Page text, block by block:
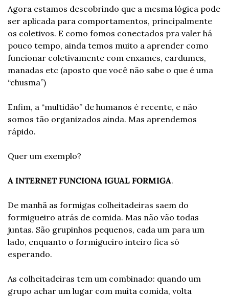
Agora estamos descobrindo que a mesma lógica pode
ser aplicada para comportamentos, principalmente
os coletivos. E como fomos conectados pra valer há
pouco tempo, ainda temos muito a aprender como
funcionar coletivamente com enxames, cardumes,
manadas etc (aposto que você não sabe o que é uma
“chusma”)
Enfim, a “multidão” de humanos é recente, e não
somos tão organizados ainda. Mas aprendemos
rápido.
Quer um exemplo?
A INTERNET FUNCIONA IGUAL FORMIGA.
De manhã as formigas colheitadeiras saem do
formigueiro atrás de comida. Mas não vão todas
juntas. São grupinhos pequenos, cada um para um
lado, enquanto o formigueiro inteiro fica só
esperando.
As colheitadeiras tem um combinado: quando um
grupo achar um lugar com muita comida, volta